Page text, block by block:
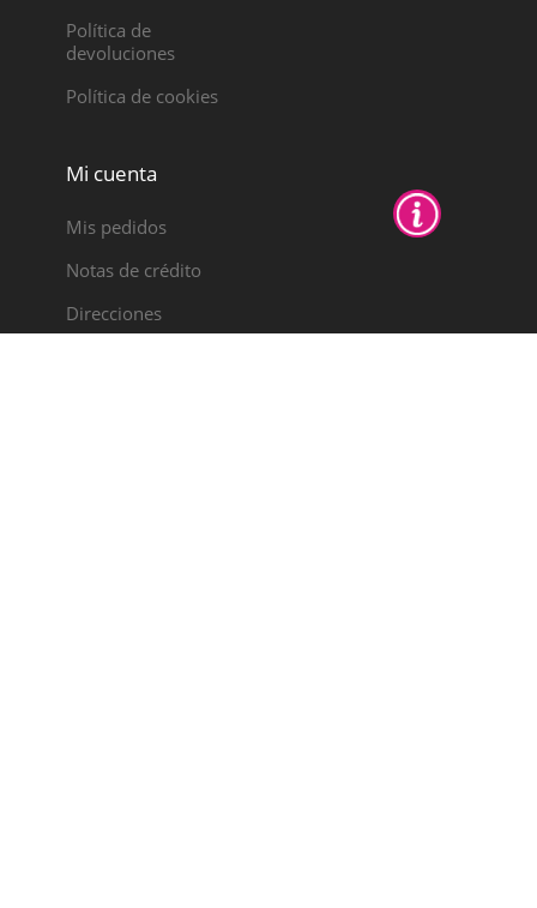
Política de
devoluciones
Política de cookies
Mi cuenta
Mis pedidos
Notas de crédito
Direcciones